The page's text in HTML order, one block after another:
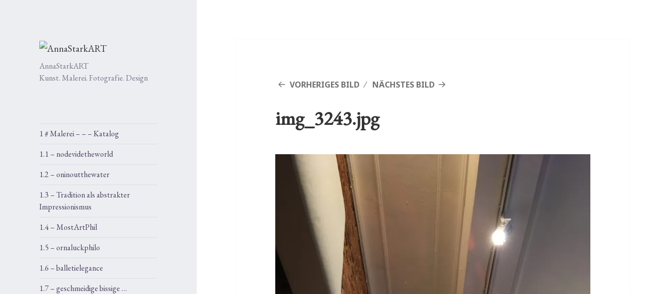
AnnaStarkART
Kunst. Malerei. Fotografie. Design
1 # Malerei – – – Katalog
1.1 – nodevidetheworld
1.2 – oninoutthewater
1.3 – Tradition als abstrakter
Impressionismus
1.4 – MostArtPhil
1.5 – ornaluckphilo
1.6 – balletielegance
1.7 – geschmeidige bissige …
VORHERIGES BILD NÄCHSTES BILD
img_3243.jpg